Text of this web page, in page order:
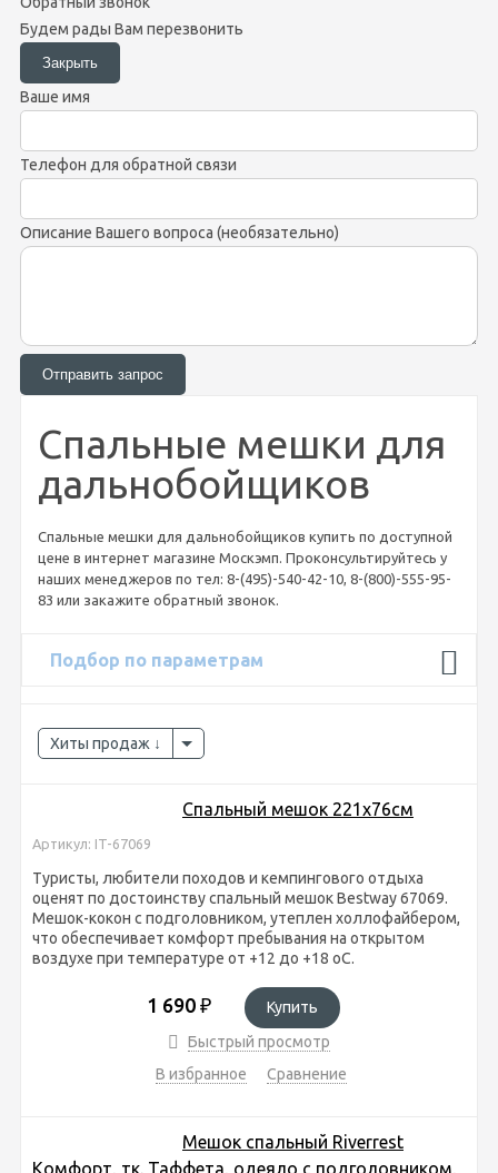
Будем рады Вам перезвонить
Ваше имя
Телефон для обратной связи
Описание Вашего вопроса (необязательно)
Спальные мешки для
дальнобойщиков
Спальные мешки для дальнобойщиков купить по доступной
цене в интернет магазине Москэмп. Проконсультируйтесь у
наших менеджеров по тел: 8-(495)-540-42-10, 8-(800)-555-95-
83 или закажите обратный звонок.
Подбор по параметрам
Хиты продаж
Спальный мешок 221х76см
Артикул: IT-67069
Туристы, любители походов и кемпингового отдыха
оценят по достоинству спальный мешок Bestway 67069.
Мешок-кокон с подголовником, утеплен холлофайбером,
что обеспечивает комфорт пребывания на открытом
воздухе при температуре от +12 до +18 оС.
1 690 ₽
Купить
Быстрый просмотр
В избранное
Сравнение
Мешок спальный Riverrest
Комфорт, тк. Таффета, одеяло с подголовником,